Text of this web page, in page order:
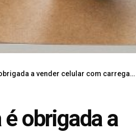
a vender celular com carregador
obrigada a